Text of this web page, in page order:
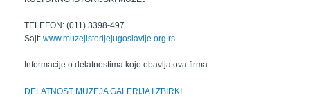
TELEFON: (011) 3398-497
Sajt: www.muzejistorijejugoslavije.org.rs
Informacije o delatnostima koje obavlja ova firma:
DELATNOST MUZEJA GALERIJA I ZBIRKI